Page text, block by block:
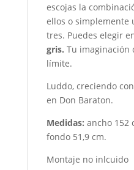
escojas la
ellos o simplemente
tres. Puedes elegir
gris. Tu imaginación
límite.
Luddo, creciendo
en Don Baraton.
Medidas: ancho 152
fondo 51,9 cm.
Montaje no inlcuido